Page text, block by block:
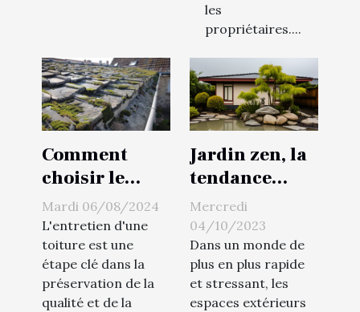
les
propriétaires....
Comment
choisir le
meilleur
service de
démoussage
pour votre
toiture
Mardi 06/08/2024
L'entretien d'une
toiture est une
étape clé dans la
préservation de la
qualité et de la
Jardin zen, la
tendance
apaisante de
l'extérieur
Mercredi
04/10/2023
Dans un monde de
plus en plus rapide
et stressant, les
espaces extérieurs